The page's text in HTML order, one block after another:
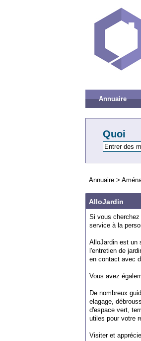
Annuaire
Quoi
Annuaire >
AlloJardin
Si vous cherchez
service à la
AlloJardin est un
l'entretien de
en contact avec
Vous avez
De nombreux
elagage,
d'espace vert,
utiles pour votre
Visiter et